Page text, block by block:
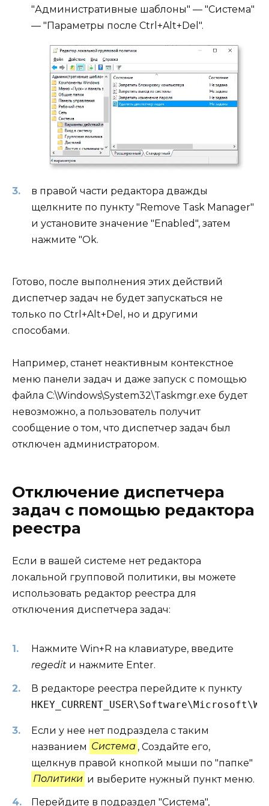
"Административные шаблоны" — "Система"
— "Параметры после Ctrl+Alt+Del".
в правой части редактора дважды
щелкните по пункту "Remove Task Manager"
и установите значение "Enabled", затем
нажмите "Ok.
Готово, после выполнения этих действий
диспетчер задач не будет запускаться не
только по Ctrl+Alt+Del, но и другими
способами.
Например, станет неактивным контекстное
меню панели задач и даже запуск с помощью
файла C:\Windows\System32\Taskmgr.exe будет
невозможно, а пользователь получит
сообщение о том, что диспетчер задач был
отключен администратором.
Отключение диспетчера
задач с помощью редактора
реестра
Если в вашей системе нет редактора
локальной групповой политики, вы можете
использовать редактор реестра для
отключения диспетчера задач:
Нажмите Win+R на клавиатуре, введите
regedit и нажмите Enter.
В редакторе реестра перейдите к пункту
Если у нее нет подраздела с таким
названием Система , Создайте его,
щелкнув правой кнопкой мыши по "папке"
Политики и выберите нужный пункт меню.
Перейдите в подраздел "Система",